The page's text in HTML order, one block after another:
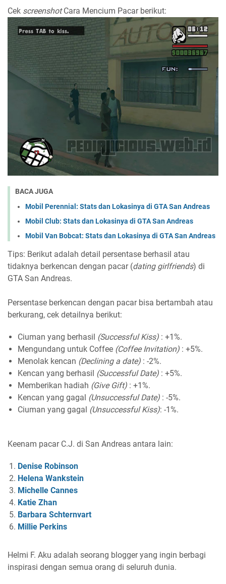
Cek screenshotCara Mencium Pacar berikut:
BACA JUGA
Mobil Perennial: Stats dan Lokasinya di GTA San Andreas
Mobil Club: Stats dan Lokasinya di GTA San Andreas
Mobil Van Bobcat: Stats dan Lokasinya di GTA San Andreas
Tips: Berikut adalah detail persentase berhasil atau
tidaknya berkencan dengan pacar (dating girlfriends) di
GTA San Andreas.
Persentase berkencan dengan pacar bisa bertambah atau
berkurang, cek detailnya berikut:
Ciuman yang berhasil (Successful Kiss) : +1%.
Mengundang untuk Coffee (Coffee Invitation) : +5%.
Menolak kencan (Declining a date) : -2%.
Kencan yang berhasil (Successful Date) : +5%.
Memberikan hadiah (Give Gift) : +1%.
Kencan yang gagal (Unsuccessful Date) : -5%.
Ciuman yang gagal (Unsuccessful Kiss): -1%.
Keenam pacar C.J. di San Andreas antara lain:
Denise Robinson
Helena Wankstein
Michelle Cannes
Katie Zhan
Barbara Schternvart
Millie Perkins
Helmi F. Aku adalah seorang blogger yang ingin berbagi
inspirasi dengan semua orang di seluruh dunia.